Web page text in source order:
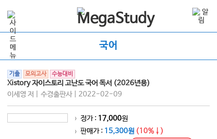
국어
기출 모의고사 수능대비
Xistory 자이스토리 고난도 국어 독서 (2026년용)
이세영 저 | 수경출판사 | 2022-02-09
> 정가 : 17,000원
> 판매가 : 15,300원 (10%↓)